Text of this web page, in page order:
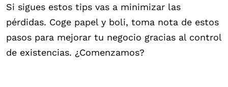
Si sigues estos tips vas a minimizar las
pérdidas. Coge papel y boli, toma nota de estos
pasos para mejorar tu negocio gracias al control
de existencias. ¿Comenzamos?